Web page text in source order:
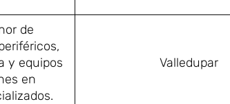
de
y equipos
en
Valledupar